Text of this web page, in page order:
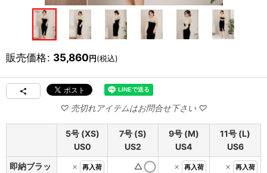
販売価格: 35,860円(税込)
5号 (XS)
US0
7号 (S)
US2
9号 (M)
US4
11号 (L)
US6
即納ブラッ
× 再入荷 △ × 再入荷 × 再入荷